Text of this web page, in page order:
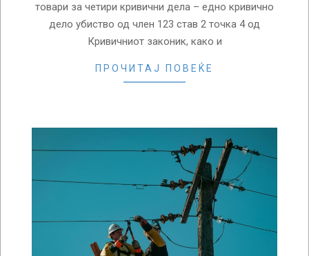
товари за четири кривични дела – едно кривично
дело убиство од член 123 став 2 точка 4 од
Кривичниот законик, како и
ПРОЧИТАЈ ПОВЕЌЕ